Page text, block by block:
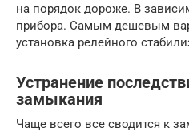
на порядок дороже. В
прибора. Самым дешевым
установка релейного
Устранение
замыкания
Чаще всего все сводится к